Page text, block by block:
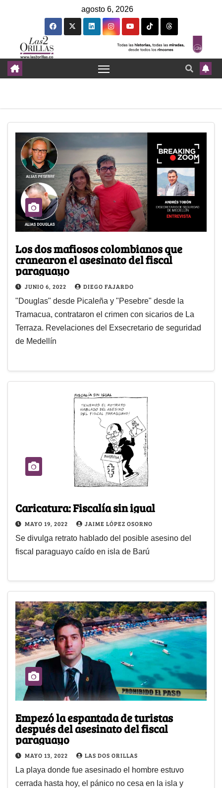
agosto 6, 2026
Los dos mafiosos colombianos que
cranearon el asesinato del fiscal
paraguayo
JUNIO 6, 2022 DIEGO FAJARDO
"Douglas" desde Picaleña y "Pesebre" desde la
Tramacua, contrataron el crimen con sicarios de La
Terraza. Revelaciones del Exsecretario de seguridad
de Medellín
Caricatura: Fiscalía sin igual
MAYO 19, 2022 JAIME LÓPEZ OSORNO
Se divulga retrato hablado del posible asesino del
fiscal paraguayo caído en isla de Barú
Empezó la espantada de turistas
después del asesinato del fiscal
paraguayo
MAYO 13, 2022 LAS DOS ORILLAS
La playa donde fue asesinado el hombre estuvo
cerrada hasta hoy, el pánico no cesa en la isla y